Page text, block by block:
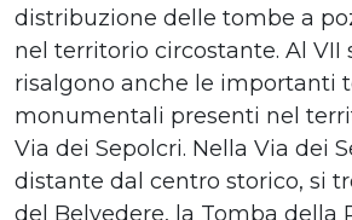
distribuzione delle tombe a
nel territorio circostante. Al VII
risalgono anche le importanti
monumentali presenti nel
Via dei Sepolcri. Nella Via dei
distante dal centro storico, si
del Belvedere, la Tomba della